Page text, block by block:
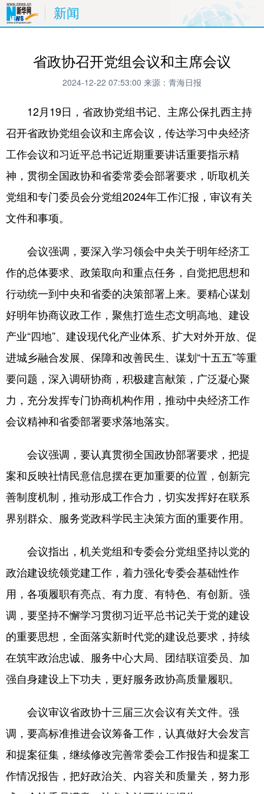
新闻
省政协召开党组会议和主席会议
2024-12-22 07:53:00 来源：青海日报
12月19日，省政协党组书记、主席公保扎西主持
召开省政协党组会议和主席会议，传达学习中央经济
工作会议和习近平总书记近期重要讲话重要指示精
神，贯彻全国政协和省委常委会部署要求，听取机关
党组和专门委员会分党组2024年工作汇报，审议有关
文件和事项。
会议强调，要深入学习领会中央关于明年经济工
作的总体要求、政策取向和重点任务，自觉把思想和
行动统一到中央和省委的决策部署上来。要精心谋划
好明年协商议政工作，聚焦打造生态文明高地、建设
产业“四地”、建设现代化产业体系、扩大对外开放、促
进城乡融合发展、保障和改善民生、谋划“十五五”等重
要问题，深入调研协商，积极建言献策，广泛凝心聚
力，充分发挥专门协商机构作用，推动中央经济工作
会议精神和省委部署要求落地落实。
会议强调，要认真贯彻全国政协部署要求，把提
案和反映社情民意信息摆在更加重要的位置，创新完
善制度机制，推动形成工作合力，切实发挥好在联系
界别群众、服务党政科学民主决策方面的重要作用。
会议指出，机关党组和专委会分党组坚持以党的
政治建设统领党建工作，着力强化专委会基础性作
用，各项履职有亮点、有力度、有特色、有创新。强
调，要坚持不懈学习贯彻习近平总书记关于党的建设
的重要思想，全面落实新时代党的建设总要求，持续
在筑牢政治忠诚、服务中心大局、团结联谊委员、加
强自身建设上下功夫，更好服务政协高质量履职。
会议审议省政协十三届三次会议有关文件。强
调，要高标准推进会议筹备工作，认真做好大会发言
和提案征集，继续修改完善常委会工作报告和提案工
作情况报告，把好政治关、内容关和质量关，努力形